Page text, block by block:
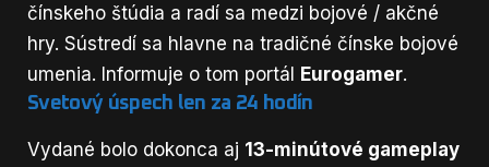
čínskeho štúdia a radí sa medzi bojové / akčné
hry. Sústredí sa hlavne na tradičné čínske bojové
umenia. Informuje o tom portál Eurogamer.
Svetový úspech len za 24 hodín
Vydané bolo dokonca aj 13-minútové gameplay